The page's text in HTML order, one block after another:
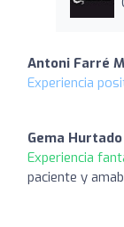
Antoni Farré
Experiencia
Gema
Experiencia
paciente y